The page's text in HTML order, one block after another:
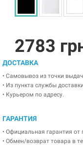
2783
ДОСТАВКА
• Самовывоз из точки
• Из пункта службы
• Курьером по адресу.
ГАРАНТИЯ
• Официальная гарантия от
• Обмен/возврат товара в